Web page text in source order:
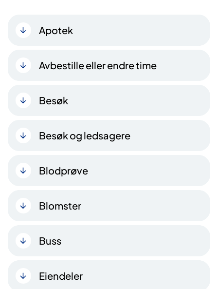
Apotek
Avbestille eller endre time
Besøk
Besøk og ledsagere
Blodprøve
Blomster
Buss
Eiendeler